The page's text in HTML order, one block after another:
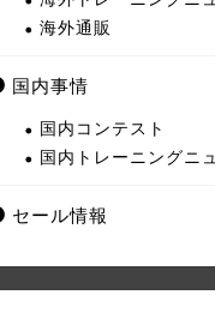
海外通販
国内事情
国内コンテスト
国内トレーニングニ
セール情報